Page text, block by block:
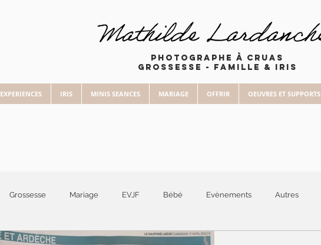
Photographe à Cruas
Grossesse - Famille & Iris
EXPERIENCES IRIS MINIS SEANCES MARIAGE OFFRIR OEUVRES ET SUPPORTS
Grossesse Mariage EVJF Bébé Evènements Autres